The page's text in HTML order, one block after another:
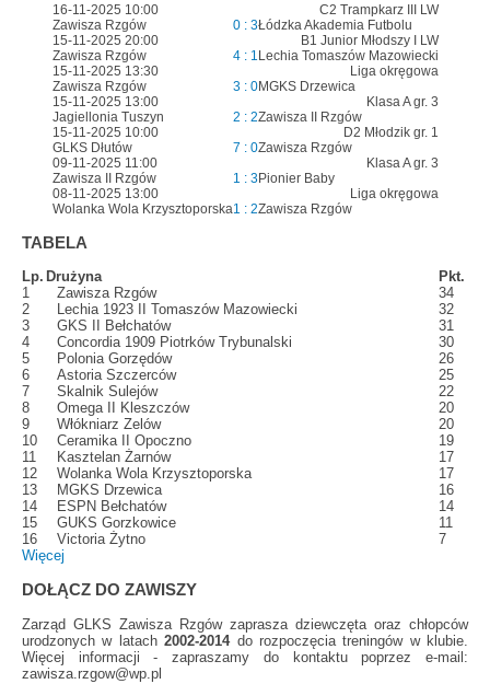
16-11-2025 10:00
C2 Trampkarz III LW
Zawisza Rzgów
0 : 3Łódzka Akademia Futbolu
15-11-2025 20:00
B1 Junior Młodszy I LW
Zawisza Rzgów
4 : 1 Lechia Tomaszów Mazowiecki
15-11-2025 13:30
Liga okręgowa
Zawisza Rzgów
3 : 0MGKS Drzewica
15-11-2025 13:00
Klasa A gr. 3
Jagiellonia Tuszyn
2 : 2Zawisza II Rzgów
15-11-2025 10:00
D2 Młodzik gr. 1
GLKS Dłutów
7 : 0Zawisza Rzgów
09-11-2025 11:00
Klasa A gr. 3
Zawisza II Rzgów
1 : 3Pionier Baby
08-11-2025 13:00
Liga okręgowa
Wolanka Wola Krzysztoporska1 : 2Zawisza Rzgów
TABELA
Lp. Drużyna
Pkt.
1
Zawisza Rzgów
34
2
Lechia 1923 II Tomaszów Mazowiecki
32
3
GKS II Bełchatów
31
4
Concordia 1909 Piotrków Trybunalski
30
5
Polonia Gorzędów
26
6
Astoria Szczerców
25
7
Skalnik Sulejów
22
8
Omega II Kleszczów
20
9
Włókniarz Zelów
20
10
Ceramika II Opoczno
19
11
Kasztelan Żarnów
17
12
Wolanka Wola Krzysztoporska
17
13
MGKS Drzewica
16
14
ESPN Bełchatów
14
15
GUKS Gorzkowice
11
16
Victoria Żytno
7
Więcej
DOŁĄCZ DO ZAWISZY
Zarząd GLKS Zawisza Rzgów zaprasza dziewczęta oraz chłopców
urodzonych w latach2002-2014do rozpoczęcia treningów w klubie.
Więcej informacji - zapraszamy do kontaktu poprzez e-mail:
zawisza.rzgow@wp.pl